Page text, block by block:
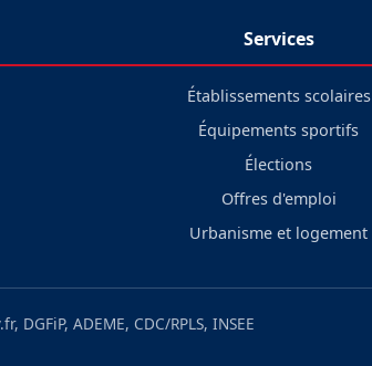
Services
Établissements scolaires
Équipements sportifs
Élections
Offres d'emploi
Urbanisme et logement
DGFiP, ADEME, CDC/RPLS, INSEE